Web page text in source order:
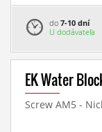
do 7-10 dní
U dodávateľa
EK Water
Screw AM5 -